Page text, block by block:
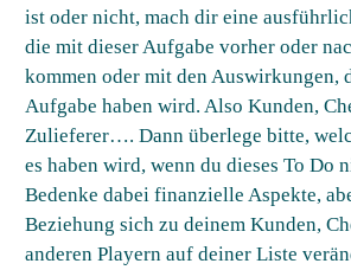
ist oder nicht, mach dir eine
die mit dieser Aufgabe vorher oder
kommen oder mit den Auswirkungen,
Aufgabe haben wird. Also Kunden,
Zulieferer…. Dann überlege bitte,
es haben wird, wenn du dieses To Do
Bedenke dabei finanzielle Aspekte,
Beziehung sich zu deinem Kunden,
anderen Playern auf deiner Liste